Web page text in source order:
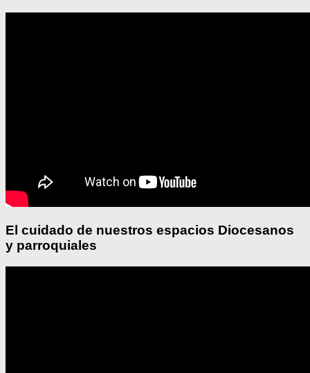
El cuidado de nuestros espacios Diocesanos
y parroquiales